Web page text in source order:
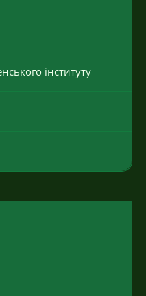
інституту